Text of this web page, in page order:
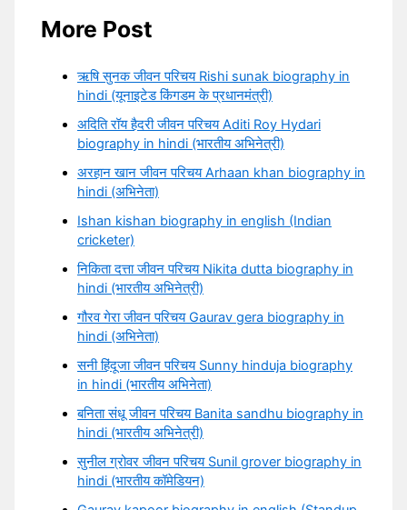
More Post
ऋषि सुनक जीवन परिचय Rishi sunak biography in
hindi (यूनाइटेड किंगडम के प्रधानमंत्री)
अदिति रॉय हैदरी जीवन परिचय Aditi Roy Hydari
biography in hindi (भारतीय अभिनेत्री)
अरहान खान जीवन परिचय Arhaan khan biography in
hindi (अभिनेता)
Ishan kishan biography in english (Indian
cricketer)
निकिता दत्ता जीवन परिचय Nikita dutta biography in
hindi (भारतीय अभिनेत्री)
गौरव गेरा जीवन परिचय Gaurav gera biography in
hindi (अभिनेता)
सनी हिंदूजा जीवन परिचय Sunny hinduja biography
in hindi (भारतीय अभिनेता)
बनिता संधू जीवन परिचय Banita sandhu biography in
hindi (भारतीय अभिनेत्री)
सुनील ग्रोवर जीवन परिचय Sunil grover biography in
hindi (भारतीय कॉमेडियन)